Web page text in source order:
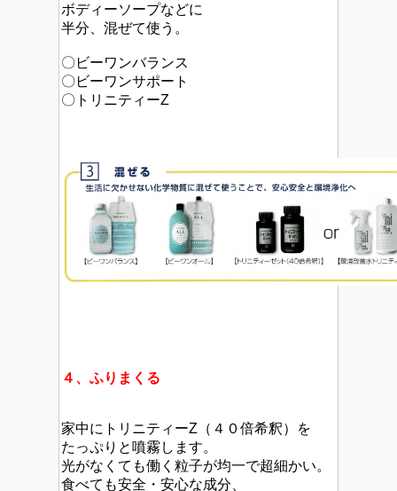
ボディーソープなどに
半分、混ぜて使う。
〇ビーワンバランス
〇ビーワンサポート
〇トリニティーZ
４、ふりまくる
家中にトリニティーZ（４０倍希釈）を
たっぷりと噴霧します。
光がなくても働く粒子が均一で超細かい。
食べても安全・安心な成分、